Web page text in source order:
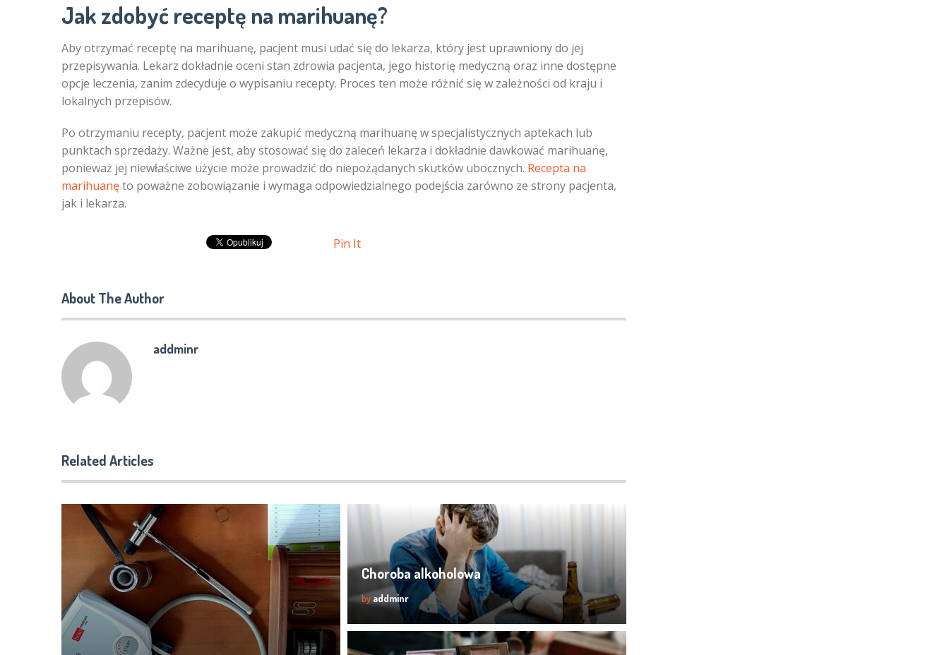
Jak zdobyć receptę na marihuanę?
Aby otrzymać receptę na marihuanę, pacjent musi udać się do lekarza, który jest uprawniony do jej
przepisywania. Lekarz dokładnie oceni stan zdrowia pacjenta, jego historię medyczną oraz inne dostępne
opcje leczenia, zanim zdecyduje o wypisaniu recepty. Proces ten może różnić się w zależności od kraju i
lokalnych przepisów.
Po otrzymaniu recepty, pacjent może zakupić medyczną marihuanę w specjalistycznych aptekach lub
punktach sprzedaży. Ważne jest, aby stosować się do zaleceń lekarza i dokładnie dawkować marihuanę,
ponieważ jej niewłaściwe użycie może prowadzić do niepożądanych skutków ubocznych. Recepta na
marihuanęto poważne zobowiązanie i wymaga odpowiedzialnego podejścia zarówno ze strony pacjenta,
jak i lekarza.
Pin It
About The Author
addminr
Related Articles
Choroba alkoholowa
by addminr